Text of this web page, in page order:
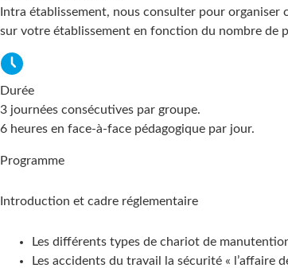
Intra établissement, nous consulter pour organiser
sur votre établissement en fonction du nombre de
Durée
3 journées consécutives par groupe.
6 heures en face-à-face pédagogique par jour.
Programme
Introduction et cadre réglementaire
Les différents types de chariot de
Les accidents du travail la sécurité « l’affaire